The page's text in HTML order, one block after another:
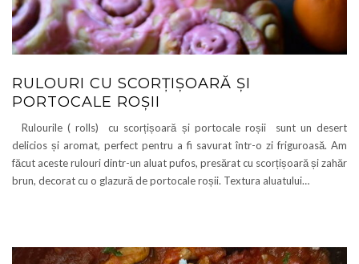
RULOURI CU SCORȚIȘOARĂ ȘI
PORTOCALE ROȘII
Rulourile ( rolls) cu scorțișoară și portocale roșii sunt un desert
delicios și aromat, perfect pentru a fi savurat într-o zi friguroasă. Am
făcut aceste rulouri dintr-un aluat pufos, presărat cu scorțișoară și zahăr
brun, decorat cu o glazură de portocale roșii. Textura aluatului…